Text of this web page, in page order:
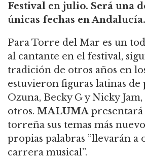
Festival en julio. Será una
únicas fechas en Andalucía.
Para Torre del Mar es un
al cantante en el festival,
tradición de otros años en
estuvieron figuras latinas
Ozuna, Becky G y Nicky
otros. MALUMApresentará
torreña sus temas más
propias palabras ”llevarán a
carrera musical”.